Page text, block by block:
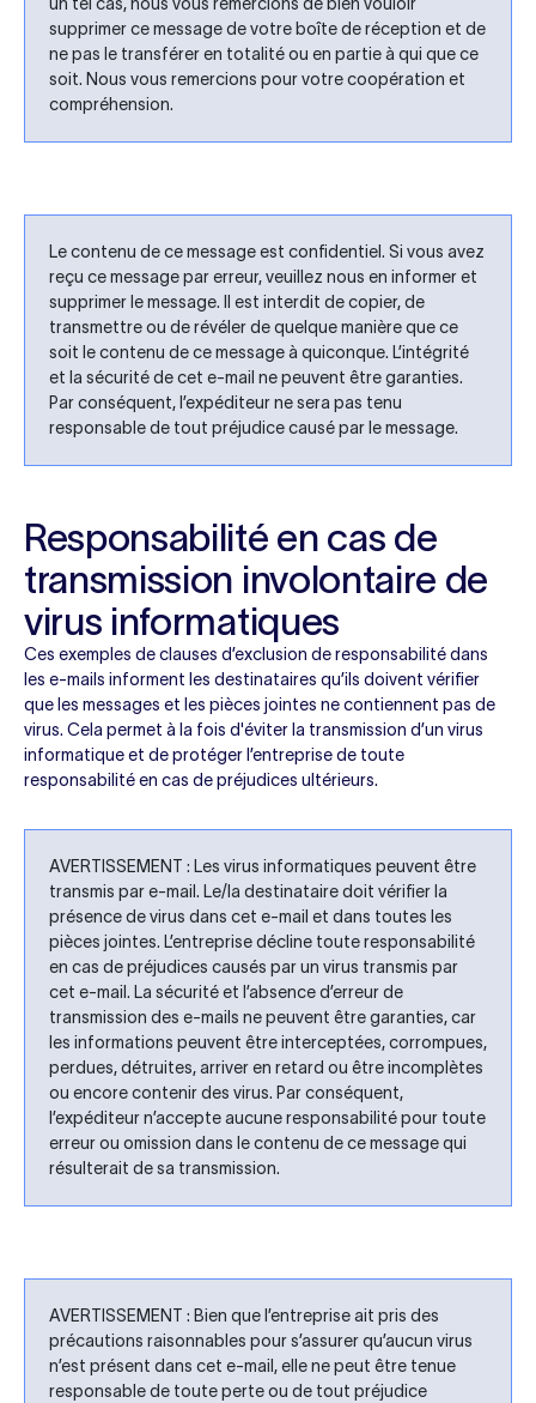
supprimer ce message de votre boîte de réception et de
ne pas le transférer en totalité ou en partie à qui que ce
soit. Nous vous remercions pour votre coopération et
compréhension.
Le contenu de ce message est confidentiel. Si vous avez
reçu ce message par erreur, veuillez nous en informer et
supprimer le message. Il est interdit de copier, de
transmettre ou de révéler de quelque manière que ce
soit le contenu de ce message à quiconque. L’intégrité
et la sécurité de cet e-mail ne peuvent être garanties.
Par conséquent, l’expéditeur ne sera pas tenu
responsable de tout préjudice causé par le message.
Responsabilité en cas de
transmission involontaire de
virus informatiques
Ces exemples de clauses d’exclusion de responsabilité dans
les e-mails informent les destinataires qu’ils doivent vérifier
que les messages et les pièces jointes ne contiennent pas de
virus. Cela permet à la fois d'éviter la transmission d’un virus
informatique et de protéger l’entreprise de toute
responsabilité en cas de préjudices ultérieurs.
AVERTISSEMENT : Les virus informatiques peuvent être
transmis par e-mail. Le/la destinataire doit vérifier la
présence de virus dans cet e-mail et dans toutes les
pièces jointes. L’entreprise décline toute responsabilité
en cas de préjudices causés par un virus transmis par
cet e-mail. La sécurité et l’absence d’erreur de
transmission des e-mails ne peuvent être garanties, car
les informations peuvent être interceptées, corrompues,
perdues, détruites, arriver en retard ou être incomplètes
ou encore contenir des virus. Par conséquent,
l’expéditeur n’accepte aucune responsabilité pour toute
erreur ou omission dans le contenu de ce message qui
résulterait de sa transmission.
AVERTISSEMENT : Bien que l’entreprise ait pris des
précautions raisonnables pour s’assurer qu’aucun virus
n’est présent dans cet e-mail, elle ne peut être tenue
responsable de toute perte ou de tout préjudice